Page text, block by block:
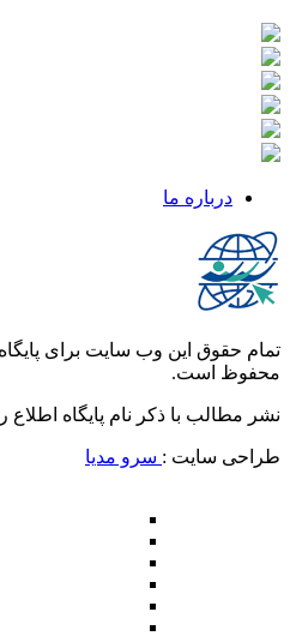
درباره ما
تمام حقوق این وب سایت برای
محفوظ است.
نشر مطالب با ذکر نام پایگاه
طراحی سایت : سرو مدیا